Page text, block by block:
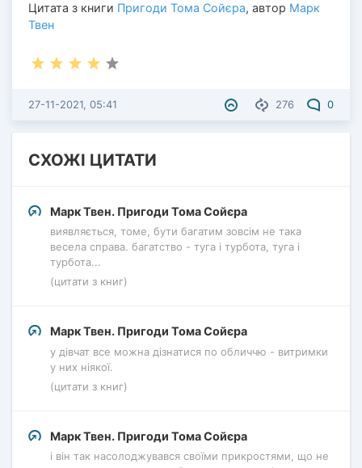
Цитата з книги Пригоди Тома Сойєра, автор Марк
Твен
276 0
27-11-2021, 05:41
СХОЖІ ЦИТАТИ
Марк Твен. Пригоди Тома Сойєра
виявляється, томе, бути багатим зовсім не така
весела справа. багатство - туга і турбота, туга і
турбота...
(цитати з книг)
Марк Твен. Пригоди Тома Сойєра
у дівчат все можна дізнатися по обличчю - витримки
у них ніякої.
(цитати з книг)
Марк Твен. Пригоди Тома Сойєра
і він так насолоджувався своїми прикростями, що не